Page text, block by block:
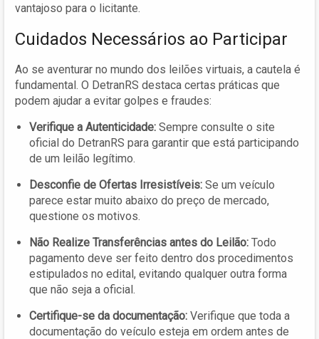
vantajoso para o licitante.
Cuidados Necessários ao Participar
Ao se aventurar no mundo dos leilões virtuais, a cautela é
fundamental. O DetranRS destaca certas práticas que
podem ajudar a evitar golpes e fraudes:
Verifique a Autenticidade: Sempre consulte o site
oficial do DetranRS para garantir que está participando
de um leilão legítimo.
Desconfie de Ofertas Irresistíveis: Se um veículo
parece estar muito abaixo do preço de mercado,
questione os motivos.
Não Realize Transferências antes do Leilão: Todo
pagamento deve ser feito dentro dos procedimentos
estipulados no edital, evitando qualquer outra forma
que não seja a oficial.
Certifique-se da documentação: Verifique que toda a
documentação do veículo esteja em ordem antes de